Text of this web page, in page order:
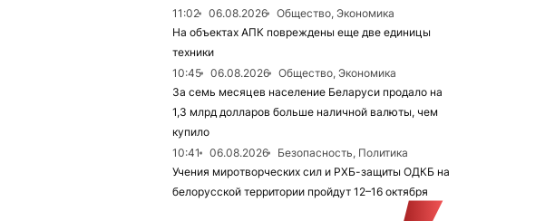
11:02
06.08.2026
Общество, Экономика
На объектах АПК повреждены еще две единицы
техники
10:45
06.08.2026
Общество, Экономика
За семь месяцев население Беларуси продало на
1,3 млрд долларов больше наличной валюты, чем
купило
10:41
06.08.2026
Безопасность, Политика
Учения миротворческих сил и РХБ-защиты ОДКБ на
белорусской территории пройдут 12–16 октября